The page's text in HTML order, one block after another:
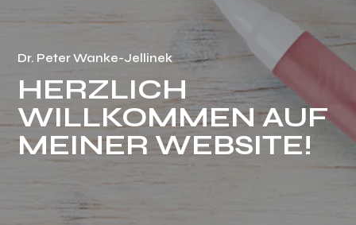
Dr. Peter Wanke-Jellinek
HERZLICH
WILLKOMMEN AUF
MEINER WEBSITE!